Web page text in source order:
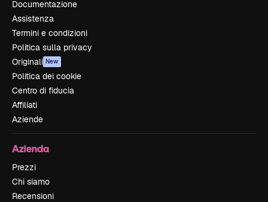
Documentazione
Assistenza
Termini e condizioni
Politica sulla privacy
Originali New
Politica dei cookie
Centro di fiducia
Affiliati
Aziende
Azienda
Prezzi
Chi siamo
Recensioni